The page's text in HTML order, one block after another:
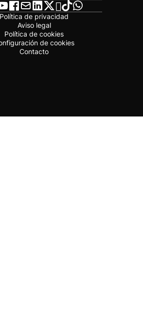
Política de privacidad
Aviso legal
Política de cookies
de cookies
Contacto